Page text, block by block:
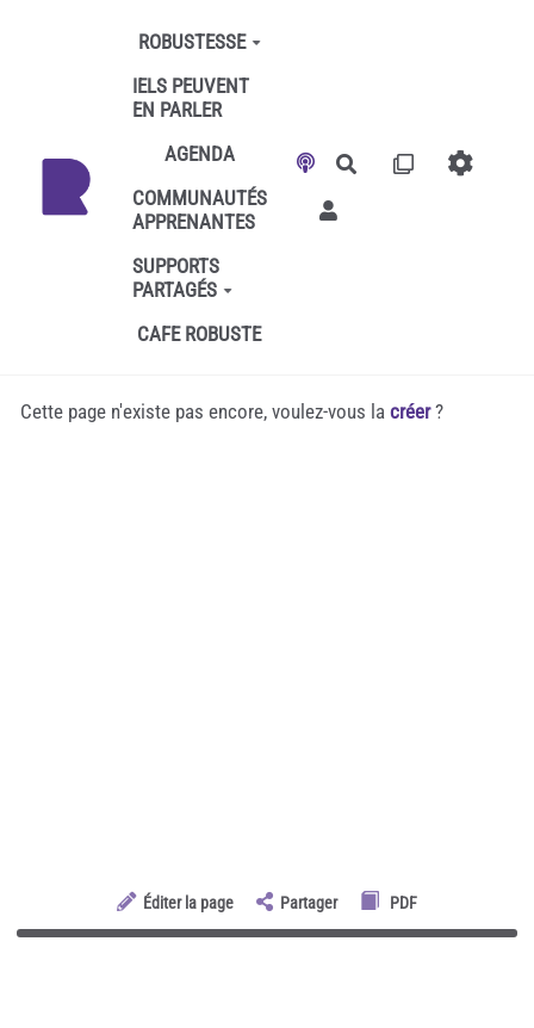
Aller au contenu principal
ROBUSTESSE
IELS PEUVENT
EN PARLER
AGENDA
COMMUNAUTÉS
APPRENANTES
SUPPORTS
PARTAGÉS
CAFE ROBUSTE
Rechercher
Cette page n'existe pas encore, voulez-vous la créer?
Éditer la page Partager PDF